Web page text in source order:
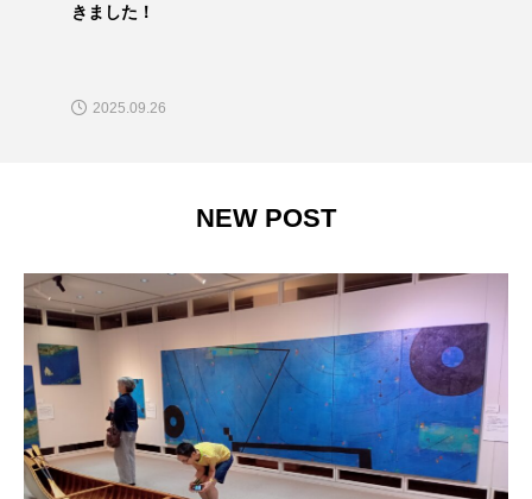
きました！
2025.09.26
NEW POST